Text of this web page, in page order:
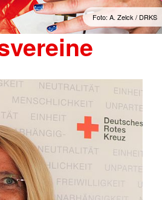
Foto: A. Zelck / DRKS